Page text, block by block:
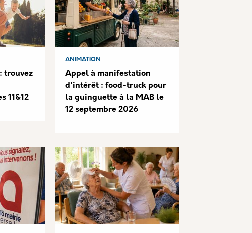
trouvez
11&12
ANIMATION
Appel à manifestation
d'intérêt : food-truck pour
la guinguette à la MAB le
12 septembre 2026